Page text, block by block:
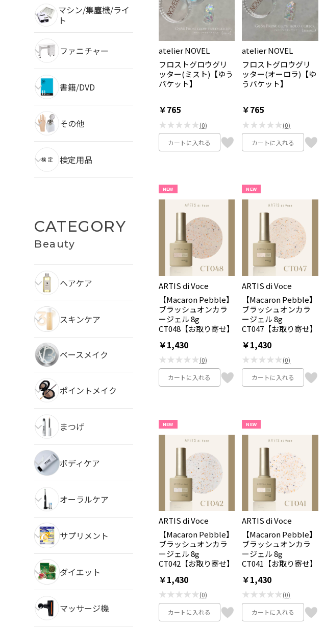
マシン/集塵機/ライ
ト
ファニチャー
書籍/DVD
その他
検定用品
CATEGORY
Beauty
ヘアケア
スキンケア
ベースメイク
ポイントメイク
まつげ
ボディケア
オーラルケア
サプリメント
ダイエット
マッサージ機
atelier NOVEL
フロストグロウグリ
ッター(ミスト)【ゆう
パケット】
￥765
★★★★★(0)
カートに入れる
atelier NOVEL
フロストグロウグリ
ッター(オーロラ)【ゆ
うパケット】
￥765
★★★★★(0)
カートに入れる
NEW
ARTIS di Voce
【Macaron Pebble】
ブラッシュオンカラ
ージェル 8g
CT048【お取り寄せ】
￥1,430
★★★★★(0)
カートに入れる
NEW
ARTIS di Voce
【Macaron Pebble】
ブラッシュオンカラ
ージェル 8g
CT047【お取り寄せ】
￥1,430
★★★★★(0)
カートに入れる
NEW
ARTIS di Voce
【Macaron Pebble】
ブラッシュオンカラ
ージェル 8g
CT042【お取り寄せ】
￥1,430
★★★★★(0)
カートに入れる
NEW
ARTIS di Voce
【Macaron Pebble】
ブラッシュオンカラ
ージェル 8g
CT041【お取り寄せ】
￥1,430
★★★★★(0)
カートに入れる